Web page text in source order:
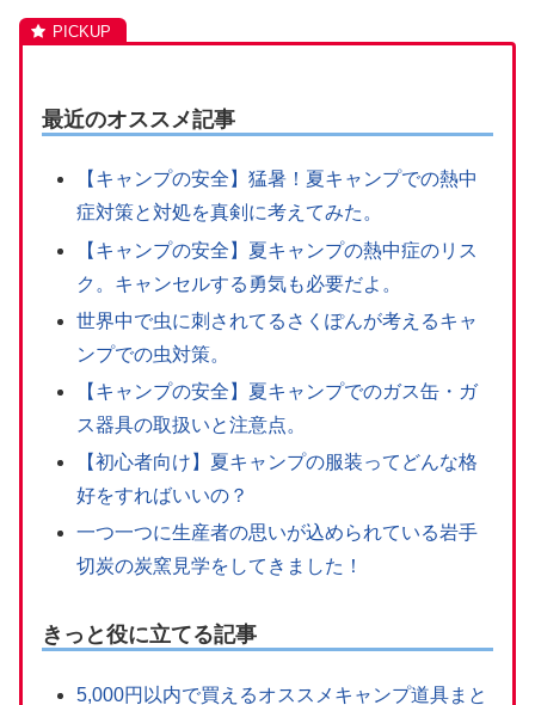
最近のオススメ記事
【キャンプの安全】猛暑！夏キャンプでの熱中
症対策と対処を真剣に考えてみた。
【キャンプの安全】夏キャンプの熱中症のリス
ク。キャンセルする勇気も必要だよ。
世界中で虫に刺されてるさくぽんが考えるキャ
ンプでの虫対策。
【キャンプの安全】夏キャンプでのガス缶・ガ
ス器具の取扱いと注意点。
【初心者向け】夏キャンプの服装ってどんな格
好をすればいいの？
一つ一つに生産者の思いが込められている岩手
切炭の炭窯見学をしてきました！
きっと役に立てる記事
5,000円以内で買えるオススメキャンプ道具まと